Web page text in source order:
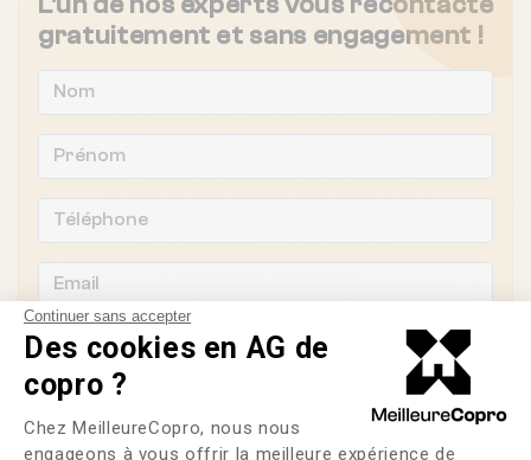
Continuer sans accepter
Des cookies en AG de
copro ?
Plateforme de Gestion du
Chez MeilleureCopro, nous nous
engageons à vous offrir la meilleure expérience de
gratuitement et sans engagement !
Souhaitez-vous changer de syndic ?